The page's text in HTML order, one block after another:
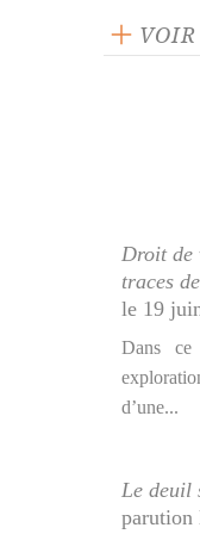
Droit de
traces
le 19
Dans ce
d’une...
Le deuil
parution